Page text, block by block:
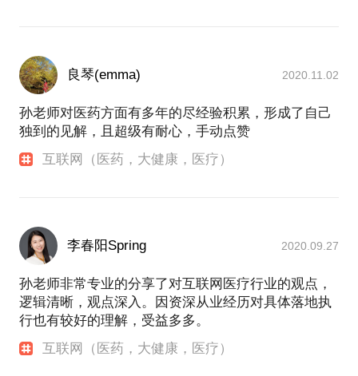
良琴(emma) 2020.11.02
孙老师对医药方面有多年的尽经验积累，形成了自己
独到的见解，且超级有耐心，手动点赞
互联网（医药，大健康，医疗）
李春阳Spring 2020.09.27
孙老师非常专业的分享了对互联网医疗行业的观点，
逻辑清晰，观点深入。因资深从业经历对具体落地执
行也有较好的理解，受益多多。
互联网（医药，大健康，医疗）